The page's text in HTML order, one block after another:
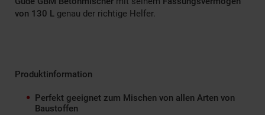
von 130 L genau der richtige Helfer.
Produktinformation
Perfekt geeignet zum Mischen von allen Arten von
Baustoffen